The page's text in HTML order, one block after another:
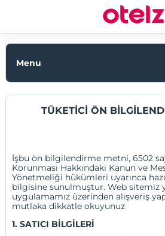
Menu
Bedrijfsinformatie
Ons merk
Bedrijfsmodel
Onze certificaten en awards
TÜKETİCİ ÖN
İşbu ön bilgilendirme metni, 6502
Korunması Hakkındaki Kanun ve
Yönetmeliği hükümleri uyarınca
bilgisine sunulmuştur. Web sitemiz
uygulamamız üzerinden alışveriş
mutlaka dikkatle okuyunuz
1. SATICI BİLGİLERİ